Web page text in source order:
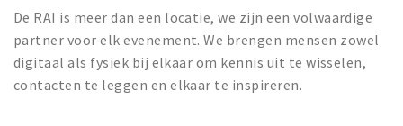
Magazine
Columns
Interviews
De RAI is meer dan een locatie, we zijn een volwaardige
partner voor elk evenement. We brengen mensen zowel
digitaal als fysiek bij elkaar om kennis uit te wisselen,
contacten te leggen en elkaar te inspireren.